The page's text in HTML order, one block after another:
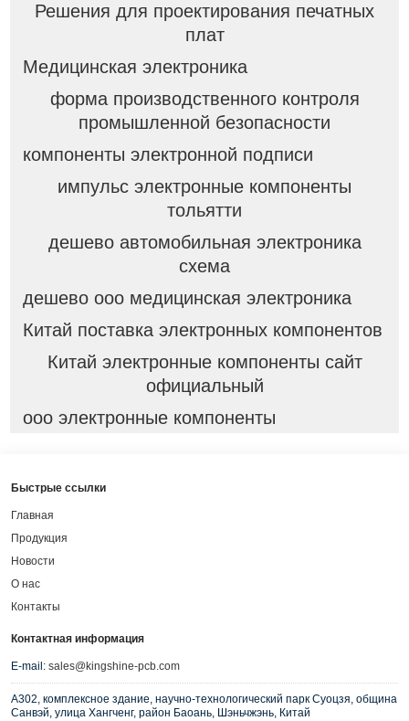
Решения для проектирования печатных
плат
Медицинская электроника
форма производственного контроля
промышленной безопасности
компоненты электронной подписи
импульс электронные компоненты
тольятти
дешево автомобильная электроника
схема
дешево ооо медицинская электроника
Китай поставка электронных компонентов
Китай электронные компоненты сайт
официальный
ооо электронные компоненты
Быстрые ссылки
Главная
Продукция
Новости
О нас
Контакты
Контактная информация
E-mail: sales@kingshine-pcb.com
A302, комплексное здание, научно-технологический парк Суоцзя, община
Санвэй, улица Хангченг, район Баоань, Шэньчжэнь, Китай